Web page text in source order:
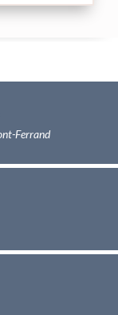
Ferrand